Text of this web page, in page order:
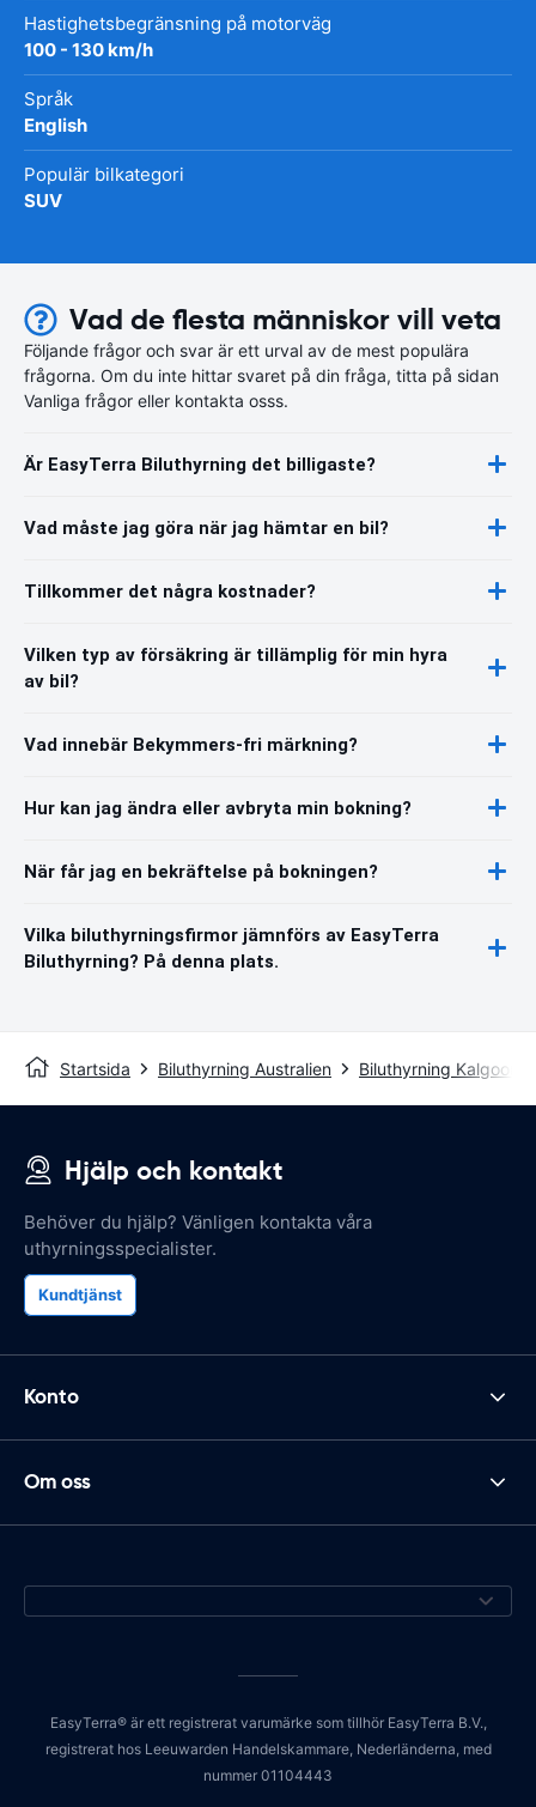
Hastighetsbegränsning på motorväg
100 - 130 km/h
Språk
English
Populär bilkategori
SUV
Vad de flesta människor vill veta
Följande frågor och svar är ett urval av de mest populära
frågorna. Om du inte hittar svaret på din fråga, titta på sidan
Vanliga frågor eller kontakta osss.
Är EasyTerra Biluthyrning det billigaste?
Vad måste jag göra när jag hämtar en bil?
Tillkommer det några kostnader?
Vilken typ av försäkring är tillämplig för min hyra
av bil?
Vad innebär Bekymmers-fri märkning?
Hur kan jag ändra eller avbryta min bokning?
När får jag en bekräftelse på bokningen?
Vilka biluthyrningsfirmor jämnförs av EasyTerra
Biluthyrning? På denna plats.
Startsida Biluthyrning Australien Biluthyrning Kalgoorlie
Hjälp och kontakt
Behöver du hjälp? Vänligen kontakta våra
uthyrningsspecialister.
Kundtjänst
Konto
Om oss
EasyTerra® är ett registrerat varumärke som tillhör EasyTerra B.V.,
registrerat hos Leeuwarden Handelskammare, Nederländerna, med
nummer 01104443